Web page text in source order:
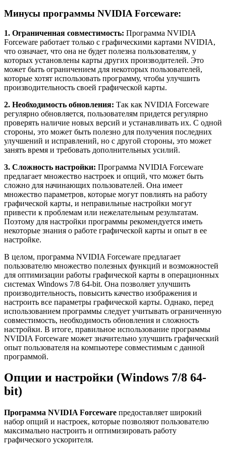
Минусы программы NVIDIA Forceware:
1. Ограниченная совместимость: Программа NVIDIA
Forceware работает только с графическими картами NVIDIA,
что означает, что она не будет полезна пользователям, у
которых установлены карты других производителей. Это
может быть ограничением для некоторых пользователей,
которые хотят использовать программу, чтобы улучшить
производительность своей графической карты.
2. Необходимость обновления: Так как NVIDIA Forceware
регулярно обновляется, пользователям придется регулярно
проверять наличие новых версий и устанавливать их. С одной
стороны, это может быть полезно для получения последних
улучшений и исправлений, но с другой стороны, это может
занять время и требовать дополнительных усилий.
3. Сложность настройки: Программа NVIDIA Forceware
предлагает множество настроек и опций, что может быть
сложно для начинающих пользователей. Она имеет
множество параметров, которые могут повлиять на работу
графической карты, и неправильные настройки могут
привести к проблемам или нежелательным результатам.
Поэтому для настройки программы рекомендуется иметь
некоторые знания о работе графической карты и опыт в ее
настройке.
В целом, программа NVIDIA Forceware предлагает
пользователю множество полезных функций и возможностей
для оптимизации работы графической карты в операционных
системах Windows 7/8 64-bit. Она позволяет улучшить
производительность, повысить качество изображения и
настроить все параметры графической карты. Однако, перед
использованием программы следует учитывать ограниченную
совместимость, необходимость обновления и сложность
настройки. В итоге, правильное использование программы
NVIDIA Forceware может значительно улучшить графический
опыт пользователя на компьютере совместимым с данной
программой.
Опции и настройки (Windows 7/8 64-
bit)
Программа NVIDIA Forceware предоставляет широкий
набор опций и настроек, которые позволяют пользователю
максимально настроить и оптимизировать работу
графического ускорителя.